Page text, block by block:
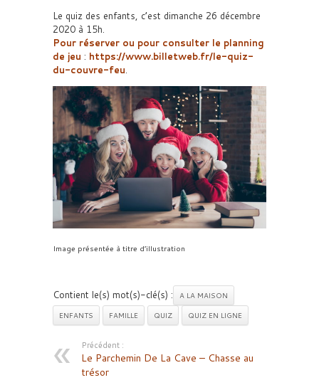
Le quiz des enfants, c’est dimanche 26 décembre
2020 à 15h.
Pour réserver ou pour consulter le planning
de jeu : https://www.billetweb.fr/le-quiz-
du-couvre-feu.
Image présentée à titre d’illustration
Contient le(s) mot(s)-clé(s) :
A LA MAISON
ENFANTS
FAMILLE QUIZ QUIZ EN LIGNE
Précédent :
Le Parchemin De La Cave – Chasse au
trésor